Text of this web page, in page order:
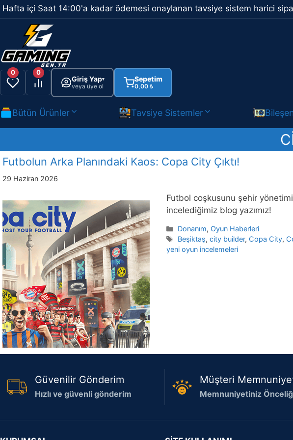
İçeriğe
atla
Hafta içi Saat 14:00'a kadar ödemesi onaylanan tavsiye sistem harici
0 0
Giriş Yap▾
veya üye ol
Sepetim
0,00 ₺
Bütün Ürünler Tavsiye Sistemler
Futbolun Arka Planındaki Kaos: Copa City Çıktı!
29 Haziran 2026
Futbol coşkusunu şehir
incelediğimiz blog yazımız!
Kategoriler
Donanım, Oyun Haberleri
Etiketler
Beşiktaş,city builder, Copa City,
yeni oyun incelemeleri
Güvenilir Gönderim
Hızlı ve güvenli gönderim
Müşteri
Memnuniyetiniz